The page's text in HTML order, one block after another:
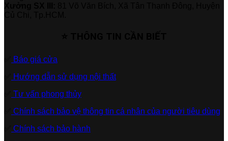
Báo giá cửa
Hướng dẫn sử dụng nội thất
Tư vấn phong thủy
Chính sách bảo vệ thông tin cá nhân của người tiêu dùng
Chính sách bảo hành